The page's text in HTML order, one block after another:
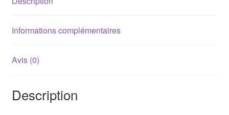
blanc/crème
Informations complémentaires
Avis (0)
Description